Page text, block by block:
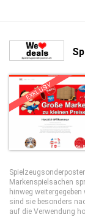
EXKLUSIV
Markenspielsachen
hinweg
sind sie besonders
auf die Verwendung